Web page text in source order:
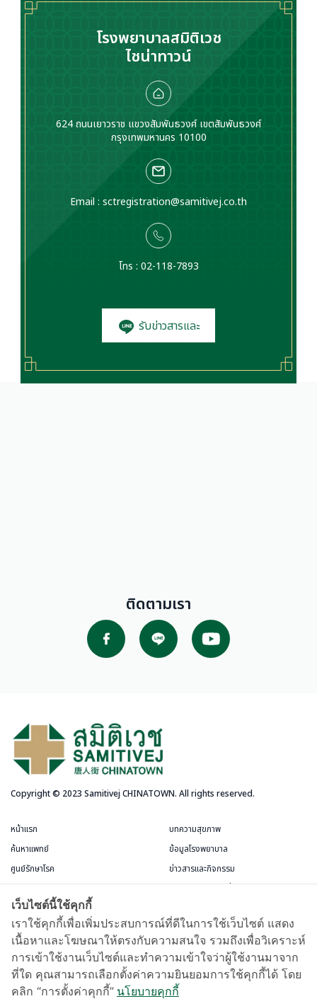
โรงพยาบาลสมิติเวช
ไชน่าทาวน์
624 ถนนเยาวราช แขวงสัมพันธวงศ์ เขตสัมพันธวงศ์
กรุงเทพมหานคร 10100
Email : sctregistration@samitivej.co.th
โทร : 02-118-7893
รับข่าวสารและ
ติดตามเรา
Copyright © 2023 Samitivej CHINATOWN. All rights reserved.
หน้าแรก
ค้นหาแพทย์
ศูนย์รักษาโรค
ข้อกำหนดและการใช้งาน
บทความสุขภาพ
ข้อมูลโรงพยาบาล
ข่าวสารและกิจกรรม
บัตรสมาชิกชีววัฒนะ
แผนที่และการเดินทาง
Samitivej Virtual Hospital
เว็บไซต์นี้ใช้คุกกี้
เราใช้คุกกี้เพื่อเพิ่มประสบการณ์ที่ดีในการใช้เว็บไซต์ แสดง
เนื้อหาและโฆษณาให้ตรงกับความสนใจ รวมถึงเพื่อวิเคราะห์
การเข้าใช้งานเว็บไซต์และทำความเข้าใจว่าผู้ใช้งานมาจาก
ที่ใด คุณสามารถเลือกตั้งค่าความยินยอมการใช้คุกกี้ได้ โดย
คลิก “การตั้งค่าคุกกี้” นโยบายคุกกี้